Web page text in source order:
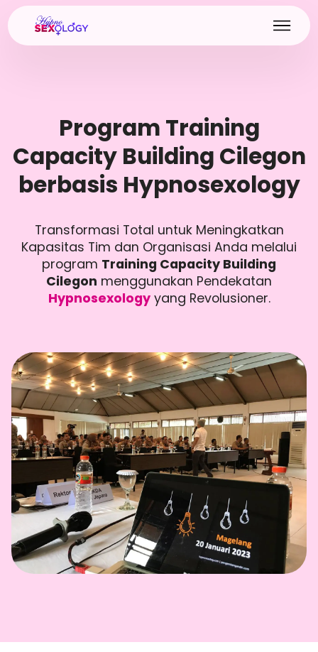
Program Training
Capacity Building Cilegon
berbasis Hypnosexology
Transformasi Total untuk Meningkatkan
Kapasitas Tim dan Organisasi Anda melalui
program Training Capacity Building
Cilegon menggunakan Pendekatan
Hypnosexologyyang Revolusioner.